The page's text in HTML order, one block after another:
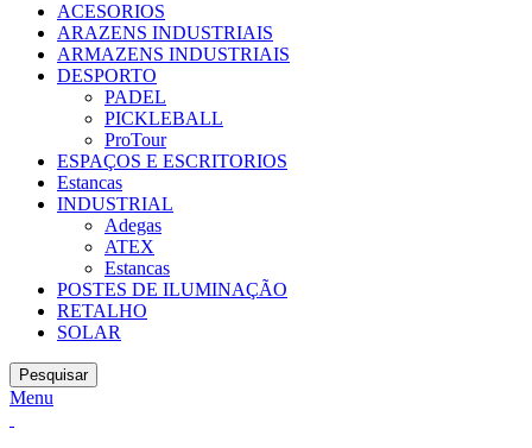
ACESORIOS
ARAZENS INDUSTRIAIS
ARMAZENS INDUSTRIAIS
DESPORTO
PADEL
PICKLEBALL
ProTour
ESPAÇOS E ESCRITORIOS
Estancas
INDUSTRIAL
Adegas
ATEX
Estancas
POSTES DE ILUMINAÇÃO
RETALHO
SOLAR
Pesquisar
Menu